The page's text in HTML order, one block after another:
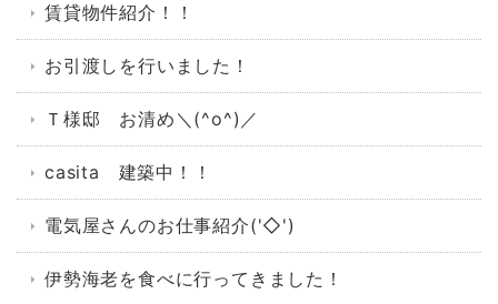
賃貸物件紹介！！
お引渡しを行いました！
Ｔ様邸 お清め＼(^o^)／
casita 建築中！！
電気屋さんのお仕事紹介('◇')ゞ
伊勢海老を食べに行ってきました！